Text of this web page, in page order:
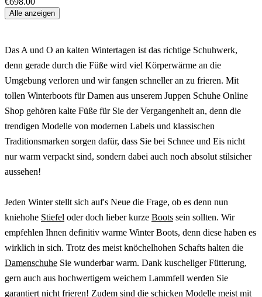
Alle anzeigen
Das A und O an kalten Wintertagen ist das richtige Schuhwerk,
denn gerade durch die Füße wird viel Körperwärme an die
Umgebung verloren und wir fangen schneller an zu frieren. Mit
tollen Winterboots für Damen aus unserem Juppen Schuhe Online
Shop gehören kalte Füße für Sie der Vergangenheit an, denn die
trendigen Modelle von modernen Labels und klassischen
Traditionsmarken sorgen dafür, dass Sie bei Schnee und Eis nicht
nur warm verpackt sind, sondern dabei auch noch absolut stilsicher
aussehen!
Jeden Winter stellt sich auf's Neue die Frage, ob es denn nun
kniehohe Stiefel oder doch lieber kurze Boots sein sollten. Wir
empfehlen Ihnen definitiv warme Winter Boots, denn diese haben es
wirklich in sich. Trotz des meist knöchelhohen Schafts halten die
Damenschuhe Sie wunderbar warm. Dank kuscheliger Fütterung,
gern auch aus hochwertigem weichem Lammfell werden Sie
garantiert nicht frieren! Zudem sind die schicken Modelle meist mit